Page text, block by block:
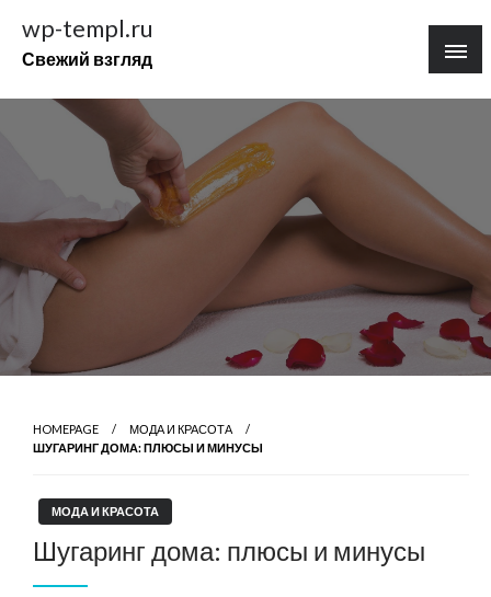
содержимому
wp-templ.ru
Свежий взгляд
HOMEPAGE
МОДА И КРАСОТА
ШУГАРИНГ ДОМА: ПЛЮСЫ И МИНУСЫ
МОДА И КРАСОТА
Шугаринг дома: плюсы и минусы